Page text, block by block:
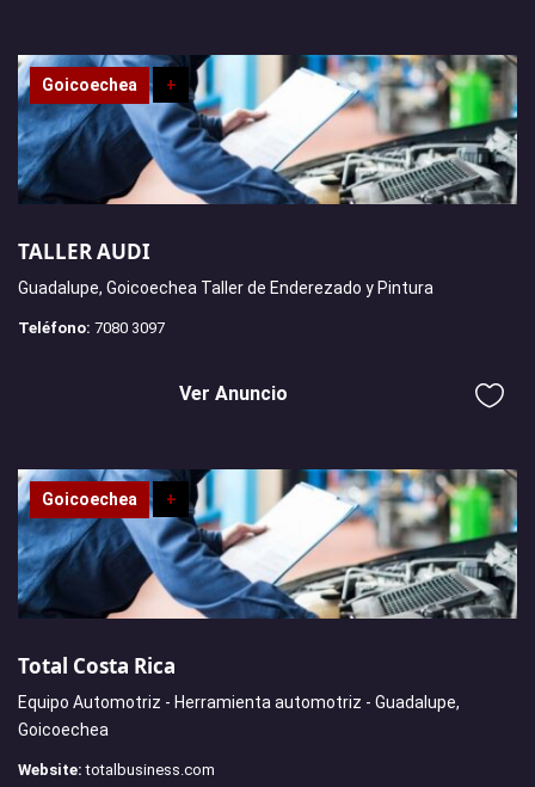
Goicoechea +
TALLER AUDI
Guadalupe, Goicoechea Taller de Enderezado y Pintura
Teléfono: 7080 3097
Ver Anuncio
Goicoechea +
Total Costa Rica
Equipo Automotriz - Herramienta automotriz - Guadalupe,
Goicoechea
Website: totalbusiness.com